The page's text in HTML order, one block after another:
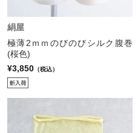
絹屋
極薄2ｍｍのびのびシルク腹巻
(桜色)
¥3,850 （税込）